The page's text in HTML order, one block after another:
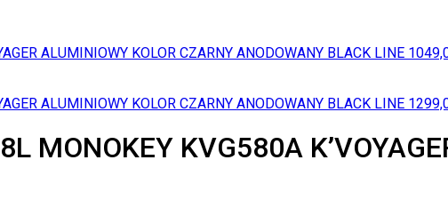
ALUMINIOWY KOLOR CZARNY ANODOWANY BLACK LINE
ALUMINIOWY KOLOR CZARNY ANODOWANY BLACK LINE
MONOKEY KVG580A